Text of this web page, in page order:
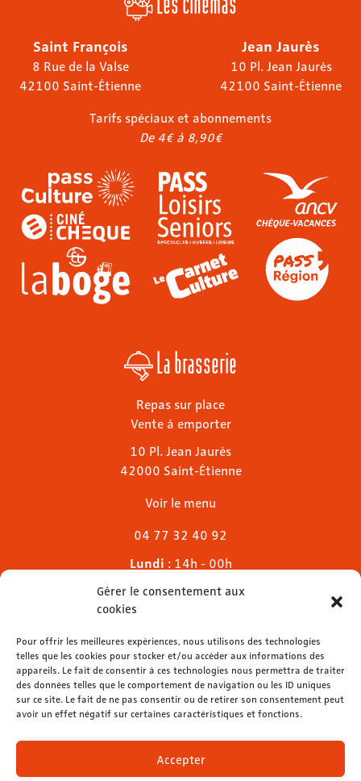
Gérer le consentement aux
cookies
Pour offrir les meilleures expériences, nous utilisons des technologies
telles que les cookies pour stocker et/ou accéder aux informations des
appareils. Le fait de consentir à ces technologies nous permettra de traiter
des données telles que le comportement de navigation ou les ID uniques
sur ce site. Le fait de ne pas consentir ou de retirer son consentement peut
avoir un effet négatif sur certaines caractéristiques et fonctions.
Accepter
Saint François
8 Rue de la Valse
42100 Saint-Étienne
Jean Jaurès
10 Pl. Jean Jaurès
42100 Saint-Étienne
Tarifs spéciaux et abonnements
De 4€ à 8,90€
La brasserie
Repas sur place
Vente à emporter
10 Pl. Jean Jaurès
42000 Saint-Étienne
Voir le menu
04 77 32 40 92
Lundi : 14h - 00h
Mardi & mercredi
Jeudi
Dimanche: 11h - 00h
04 77 32 32 01